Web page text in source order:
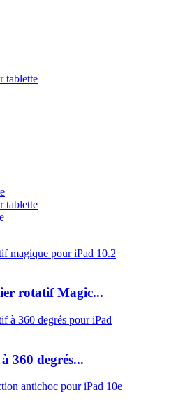
tablette
tablette
rotatif Magic...
360 degrés...